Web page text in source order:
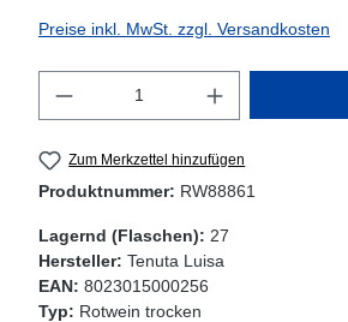
Preise inkl. MwSt. zzgl. Versandkosten
Produkt Anzahl: Gib
Zum Merkzettel hinzufügen
Produktnummer: RW88861
Lagernd (Flaschen): 27
Hersteller: Tenuta Luisa
EAN: 8023015000256
Typ: Rotwein trocken